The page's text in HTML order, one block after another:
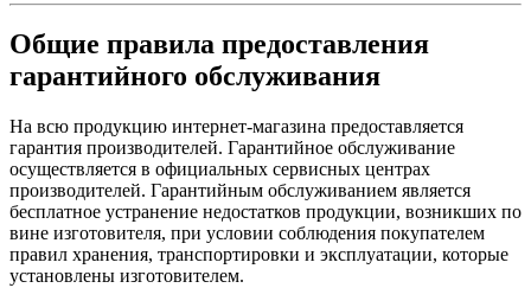
Общие правила предоставления
гарантийного обслуживания
На всю продукцию интернет-магазина предоставляется
гарантия производителей. Гарантийное обслуживание
осуществляется в официальных сервисных центрах
производителей. Гарантийным обслуживанием является
бесплатное устранение недостатков продукции, возникших по
вине изготовителя, при условии соблюдения покупателем
правил хранения, транспортировки и эксплуатации, которые
установлены изготовителем.